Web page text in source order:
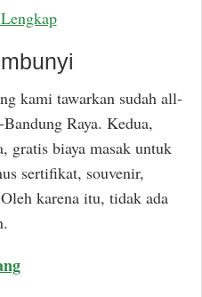
kami tawarkan sudah all-
Raya. Kedua,
gratis biaya masak untuk
sertifikat, souvenir,
karena itu, tidak ada